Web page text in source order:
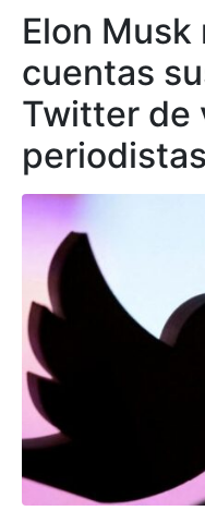
Elon
cuentas
Twitter de
periodistas